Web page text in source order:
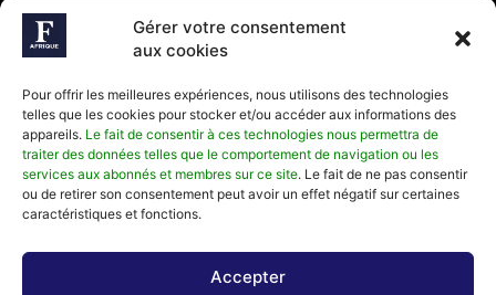
Gérer votre consentement
aux cookies
Pour offrir les meilleures expériences, nous utilisons des technologies
telles que les cookies pour stocker et/ou accéder aux informations des
appareils. Le fait de consentir à ces technologies nous permettra de
traiter des données telles que le comportement de navigation ou les
services aux abonnés et membres sur ce site. Le fait de ne pas consentir
ou de retirer son consentement peut avoir un effet négatif sur certaines
caractéristiques et fonctions.
Accepter
Le média de ceux qui construisent l'Afrique d'aujourd'hui
et de demain
NOUS CONTACTER
Paris - France
Téléphone (Paris) : +33(0) 1.82.88.18.33
Mail : contact@forbesafrique.com